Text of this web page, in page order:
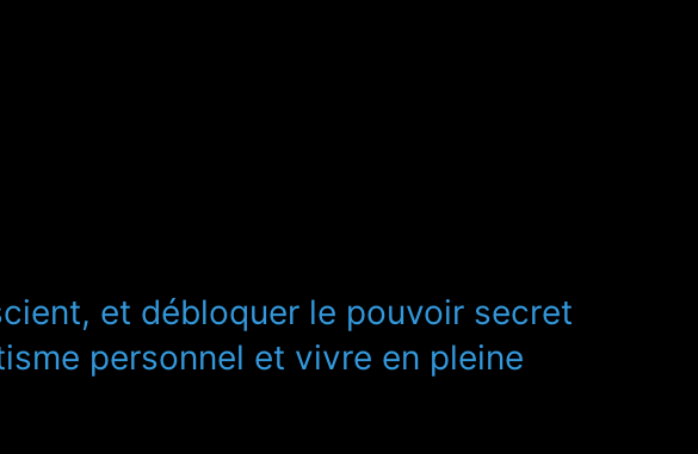
et débloquer le pouvoir secret
personnel et vivre en pleine